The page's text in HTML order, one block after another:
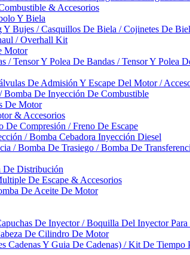
& Accesorios
Y Biela
Y Bujes / Casquillos De Biela / Cojinetes De
/ Overhall Kit
Motor
/ Tensor Y Polea De Bandas / Tensor Y Polea
De Admisión Y Escape Del Motor /
Bomba De Inyección De Combustible
De Motor
& Accesorios
De Compresión / Freno De Escape
/ Bomba Cebadora Inyección Diesel
/ Bomba De Trasiego / Bomba De
De Distribución
De Escape & Accesorios
De Aceite De Motor
De Inyector / Boquilla Del Inyector
De Cilindro De Motor
Cadenas Y Guia De Cadenas) / Kit De Tiempo